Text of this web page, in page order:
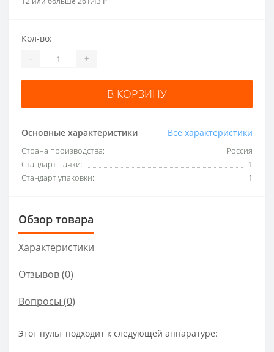
Основные характеристики Все характеристики
Страна производства:
Россия
Стандарт пачки:
1
Стандарт упаковки:
1
Кол-во:
- +
В КОРЗИНУ
Обзор товара
Характеристики
Отзывов (0)
Вопросы (0)
Этот пульт подходит к следующей аппаратуре: